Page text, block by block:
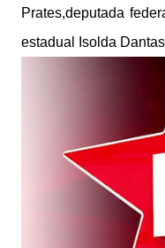
Prates,deputada
estadual Isolda